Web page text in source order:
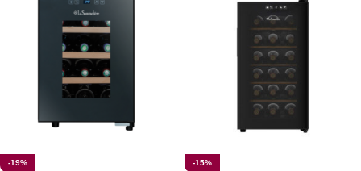
-19% -15%